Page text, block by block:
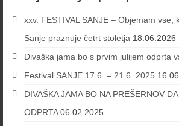
xxv. FESTIVAL SANJE – Objemam vse,
Sanje praznuje četrt stoletja 18.06.2026
Divaška jama bo s prvim julijem odprta
Festival SANJE 17.6. – 21.6. 2025
DIVAŠKA JAMA BO NA PREŠERNOV
ODPRTA 06.02.2025